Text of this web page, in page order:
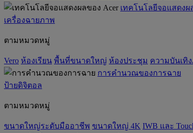
เทคโนโลยีจอแสดงผ
เครื่องฉายภาพ
ตามหมวดหมู่
Vero ห้องเรียน พื้นที่ขนาดใหญ่ ห้องประชุม ความบันเทิ
การคำนวณของการฉาย
ป้ายดิจิตอล
ตามหมวดหมู่
ขนาดใหญ่ระดับมืออาชีพ ขนาดใหญ่ 4K IWB และ